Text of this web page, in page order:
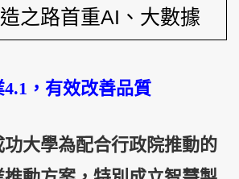
之路首重AI、大數據
4.1 ，有效改善品質
功大學為配合行政院推動的